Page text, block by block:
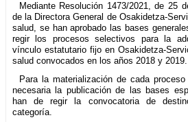
Mediante Resolución 1473/2021, de 25
de la Directora General de Osakidetza-
salud, se han aprobado las bases
regir los procesos selectivos para la
vínculo estatutario fijo en Osakidetza-
salud convocados en los años 2018 y 2019.
Para la materialización de cada
necesaria la publicación de las bases
han de regir la convocatoria de
categoría.